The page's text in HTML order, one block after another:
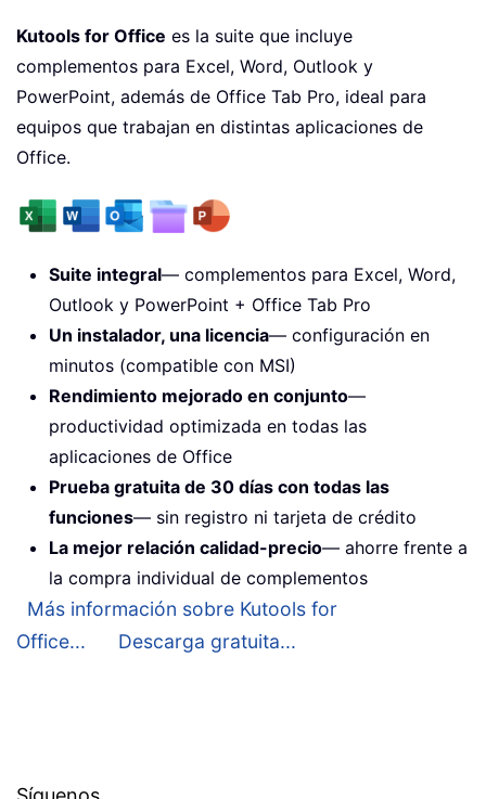
Kutools for Office es la suite que incluye
complementos para Excel, Word, Outlook y
PowerPoint, además de Office Tab Pro, ideal para
equipos que trabajan en distintas aplicaciones de
Office.
Suite integral— complementos para Excel, Word,
Outlook y PowerPoint + Office Tab Pro
Un instalador, una licencia— configuración en
minutos (compatible con MSI)
Rendimiento mejorado en conjunto—
productividad optimizada en todas las
aplicaciones de Office
Prueba gratuita de 30 días con todas las
funciones— sin registro ni tarjeta de crédito
La mejor relación calidad-precio— ahorre frente a
la compra individual de complementos
Más información sobre Kutools for
Office...
Descarga gratuita...